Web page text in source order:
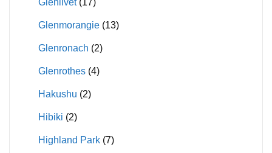
Glenlivet (17)
Glenmorangie (13)
Glenronach (2)
Glenrothes (4)
Hakushu (2)
Hibiki (2)
Highland Park (7)